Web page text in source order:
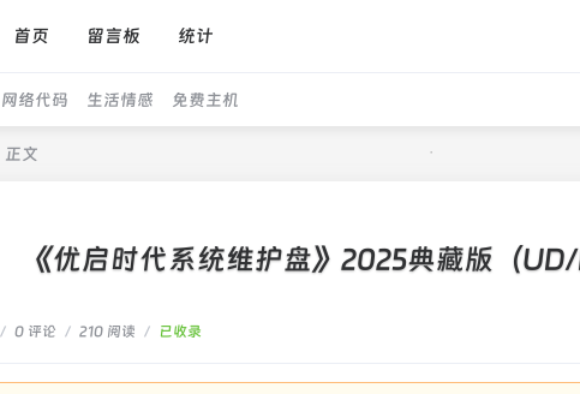
首页 留言板 统计
网络代码 生活情感 免费主机
正文
《优启时代系统维护盘》2025典藏版（UD/
/ 0 评论 / 210 阅读 / 已收录